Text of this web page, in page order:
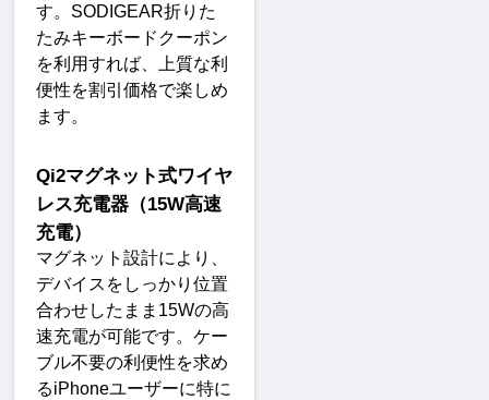
す。 SODIGEAR折りた
たみキーボードクーポン
を利用すれば、上質な利
便性を割引価格で楽しめ
ます。
Qi2マグネット式ワイヤ
レス充電器（15W高速
充電）
マグネット設計により、
デバイスをしっかり位置
合わせしたまま 15Wの高
速充電が可能です。ケー
ブル不要の利便性を求め
るiPhoneユーザーに特に